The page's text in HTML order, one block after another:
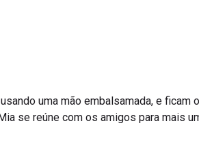
uma mão embalsamada, e ficam
se reúne com os amigos para mais